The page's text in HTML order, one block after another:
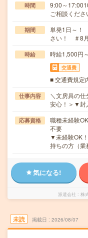
時間
9:00～
ご相談くださ
期間
単発1日～！
さい！ ＃8
時給 時給1,500円
交通費
■ 交通費規定
仕事内容
＼文房具の
安心！＞▼封
応募資格
職種未経験
不要
▼未経験OK
持ちの方（
気になる!
派遣会社 株
未読 掲載日 2026/08/07